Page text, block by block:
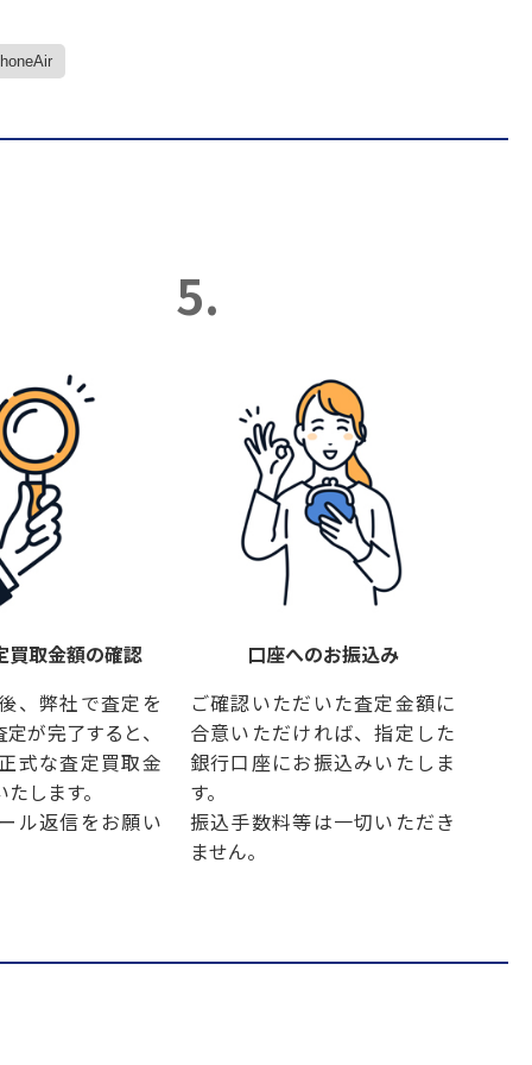
買取金額の確認
、弊社で査定を
が完了すると、
式な査定買取金
します。
ル返信をお願い
5.
口座へのお振込み
ご確認いただいた査定金額に
合意いただければ、指定した
銀行口座にお振込みいたしま
す。
振込手数料等は一切いただき
ません。